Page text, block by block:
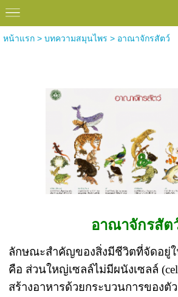
หน้าแรก> บทความสมุนไพร > อาณาจักรสัตว์
อาณาจักรสัต
ลักษณะสำคัญของสิ่งมีชีวิตที่จัดอยู่
คือ ส่วนใหญ่เซลล์ไม่มีผนังเซลล์
สร้างอาหารด้วยกระบวนการของตั